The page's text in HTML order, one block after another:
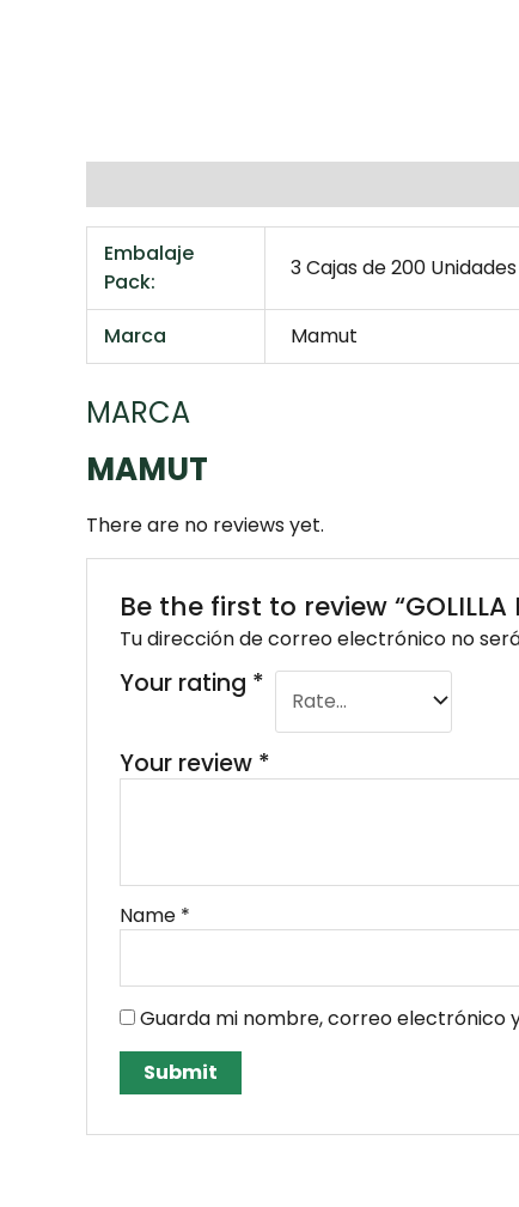
Embalaje
Pack:
3 Cajas de 200 Unidades
Marca Mamut
MARCA
MAMUT
There are no reviews yet.
Be the first to review “GOLILLA
Tu dirección de correo electrónico no
Your rating *
Your review *
Name *
Guarda mi nombre, correo electrónico